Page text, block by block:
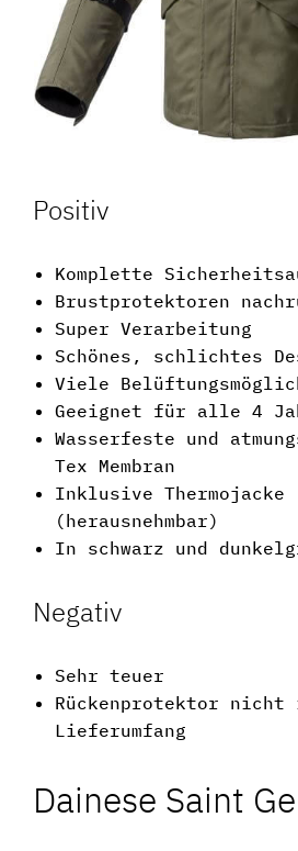
Positiv
Komplette
Brustprotektoren
Super Verarbeitung
Schönes, schlichtes
Viele
Geeignet für alle 4
Wasserfeste und
Tex Membran
Inklusive Thermojacke
(herausnehmbar)
In schwarz und
Negativ
Sehr teuer
Rückenprotektor nicht
Lieferumfang
Dainese Saint